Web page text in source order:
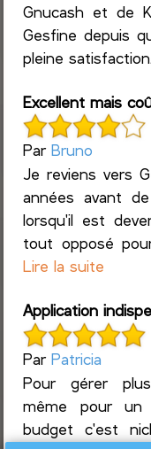
Gnucash et de
Gesfine depuis
pleine
Excellent mais
ParBruno
Je reviens vers
années avant
lorsqu'il est
tout opposé
Lire la suite
Application
ParPatricia
Pour gérer
même pour un
budget c'est